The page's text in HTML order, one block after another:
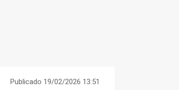
Publicado 19/02/2026 13:51